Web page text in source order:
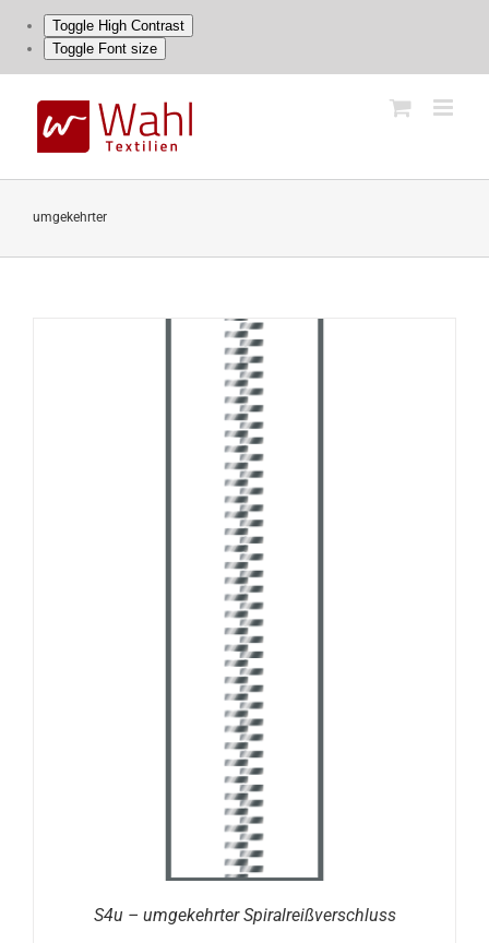
Toggle High Contrast
Toggle Font size
content
umgekehrter
S4u – umgekehrter Spiralreißverschluss